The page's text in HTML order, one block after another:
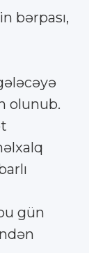
bərpası,
olunub.
gün